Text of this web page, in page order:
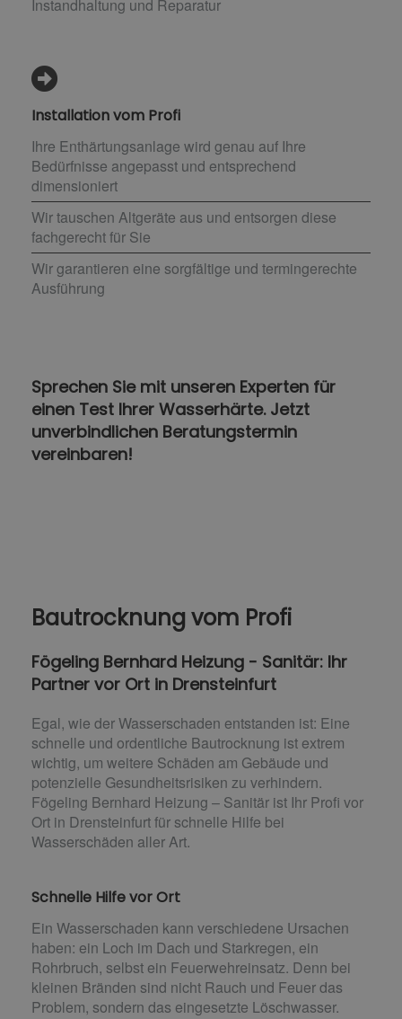
Instandhaltung und Reparatur
Installation vom Profi
Ihre Enthärtungsanlage wird genau auf Ihre
Bedürfnisse angepasst und entsprechend
dimensioniert
Wir tauschen Altgeräte aus und entsorgen diese
fachgerecht für Sie
Wir garantieren eine sorgfältige und termingerechte
Ausführung
Sprechen Sie mit unseren Experten für
einen Test Ihrer Wasserhärte. Jetzt
unverbindlichen Beratungstermin
vereinbaren!
Bautrocknung vom Profi
Fögeling Bernhard Heizung - Sanitär: Ihr
Partner vor Ort in Drensteinfurt
Egal, wie der Wasserschaden entstanden ist: Eine
schnelle und ordentliche Bautrocknung ist extrem
wichtig, um weitere Schäden am Gebäude und
potenzielle Gesundheitsrisiken zu verhindern.
Fögeling Bernhard Heizung – Sanitär ist Ihr Profi vor
Ort in Drensteinfurt für schnelle Hilfe bei
Wasserschäden aller Art.
Schnelle Hilfe vor Ort
Ein Wasserschaden kann verschiedene Ursachen
haben: ein Loch im Dach und Starkregen, ein
Rohrbruch, selbst ein Feuerwehreinsatz. Denn bei
kleinen Bränden sind nicht Rauch und Feuer das
Problem, sondern das eingesetzte Löschwasser.